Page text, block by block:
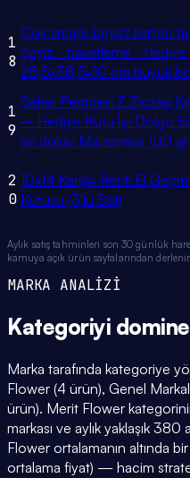
1
8
Çok amaçlı beyaz karton
çeyiz - paketleme - hediye
28,5x38,5x10 cm büyük
1
9
Şeker Pembesi Z Zigzag
– Hediye Kutu İçi Dolgu
ve dolgu Malzemesi 100 gr
2
0
10x14 Karışık Renk El
Kutusu (3'lü Set)
Aylık satış tahminleri son 30 günlük
kamuya açık ürün sayfalarından derlenir.
MARKA ANALİZİ
Kategoriyi
Marka tarafında kategoriye
Flower (4 ürün), Genel
ürün). Merit Flower
markası ve aylık yaklaşık
Flower ortalamanın altında
ortalama fiyat) — hacim